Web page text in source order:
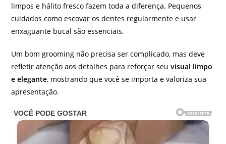
limpos e hálito fresco fazem toda a diferença. Pequenos
cuidados como escovar os dentes regularmente e usar
enxaguante bucal são essenciais.
Um bom grooming não precisa ser complicado, mas deve
refletir atenção aos detalhes para reforçar seuvisual limpo
e elegante, mostrando que você se importa e valoriza sua
apresentação.